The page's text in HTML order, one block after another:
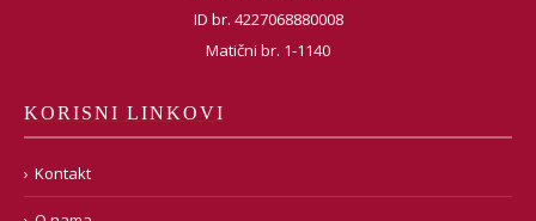
ID br. 4227068880008
Matični br. 1-1140
KORISNI LINKOVI
Kontakt